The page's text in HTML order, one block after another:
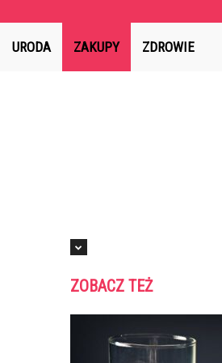
URODA ZAKUPY ZDROWIE
ZOBACZ TEŻ